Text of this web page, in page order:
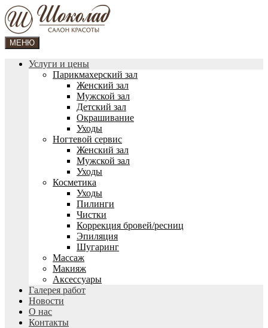
МЕНЮ
Услуги и цены
Парикмахерский зал
Женский зал
Мужской зал
Детский зал
Окрашивание
Уходы
Ногтевой сервис
Женский зал
Мужской зал
Уходы
Косметика
Уходы
Пилинги
Чистки
Коррекция бровей/ресниц
Эпиляция
Шугаринг
Массаж
Макияж
Аксессуары
Галерея работ
Новости
О нас
Контакты